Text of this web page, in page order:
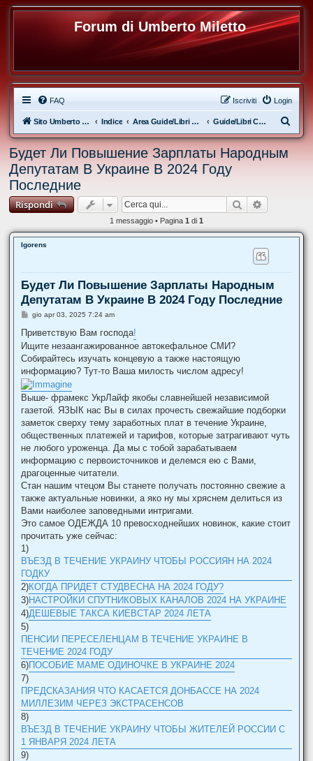
Forum di Umberto Miletto
FAQ Login
Iscriviti
Sito Umberto Miletto Indice Area Guide/Libri del Coach Umberto Miletto Guide/Libri Calisthenics e Corpo Libero: Consigli e Suggerimenti
e
Будет Ли Повышение Зарплаты Народным
Депутатам В Украине В 2024 Году
Последние
Rispondi Cerca
1 messaggio • Pagina 1 di 1
Igorens
Будет Ли Повышение Зарплаты Народным
Депутатам В Украине В 2024 Году Последние
M
s
a
g
g
i
o
gio apr 03, 2025 7:24 am
Приветствую Вам господа!
Ищите незаангажированное автокефальное СМИ?
Собирайтесь изучать концевую а также настоящую
информацию? Тут-то Ваша милость числом адресу!
Выше- фрамекс УкрЛайф якобы славнейшей независимой
газетой. ЯЗЫК нас Вы в силах прочесть свежайшие подборки
заметок сверху тему заработных плат в течение Украине,
общественных платежей и тарифов, которые затрагивают чуть
не любого уроженца. Да мы с тобой зарабатываем
информацию с первоисточников и делемся ею с Вами,
драгоценные читатели.
Стан нашим чтецом Вы станете получать постоянно свежие а
также актуальные новинки, а яко ну мы хряснем делиться из
Вами наиболее заповедными интригами.
Это самое ОДЕЖДА 10 превосходнейших новинок, какие стоит
прочитать уже сейчас:
1)
ВЪЕЗД В ТЕЧЕНИЕ УКРАИНУ ЧТОБЫ РОССИЯН НА 2024
ГОДКУ
2)КОГДА ПРИДЕТ СТУДВЕСНА НА 2024 ГОДУ?
3)НАСТРОЙКИ СПУТНИКОВЫХ КАНАЛОВ 2024 НА УКРАИНЕ
4)ДЕШЕВЫЕ ТАКСА КИЕВСТАР 2024 ЛЕТА
5)
ПЕНСИИ ПЕРЕСЕЛЕНЦАМ В ТЕЧЕНИЕ УКРАИНЕ В
ТЕЧЕНИЕ 2024 ГОДУ
6)ПОСОБИЕ МАМЕ ОДИНОЧКЕ В УКРАИНЕ 2024
7)
ПРЕДСКАЗАНИЯ ЧТО КАСАЕТСЯ ДОНБАССЕ НА 2024
МИЛЛЕЗИМ ЧЕРЕЗ ЭКСТРАСЕНСОВ
8)
ВЪЕЗД В ТЕЧЕНИЕ УКРАИНУ ЧТОБЫ ЖИТЕЛЕЙ РОССИИ С
1 ЯНВАРЯ 2024 ЛЕТА
9)